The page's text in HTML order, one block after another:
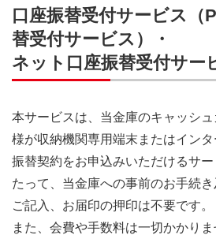
口座振替受付サービス（
替受付サービス）・
ネット口座振替受付サー
本サービスは、当金庫のキャッシ
様が収納機関専用端末またはイン
振替契約をお申込みいただけるサ
たって、当金庫への事前のお手続
ご記入、お届印の押印は不要です。
また、会費や手数料は一切かかりま